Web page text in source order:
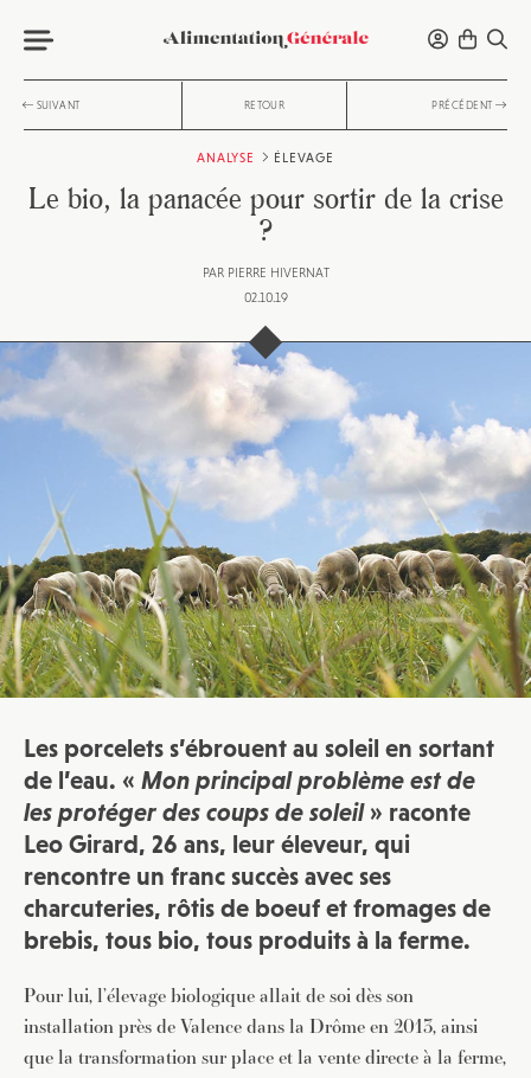
SUIVANT RETOUR PRÉCÉDENT
ANALYSE ÉLEVAGE
Le bio, la panacée pour sortir de la crise
?
PAR PIERRE HIVERNAT
02.10.19
Les porcelets s’ébrouent au soleil en sortant
de l’eau. « Mon principal problème est de
les protéger des coups de soleil» raconte
Leo Girard, 26 ans, leur éleveur, qui
rencontre un franc succès avec ses
charcuteries, rôtis de boeuf et fromages de
brebis, tous bio, tous produits à la ferme.
Pour lui, l’élevage biologique allait de soi dès son
installation près de Valence dans la Drôme en 2013, ainsi
que la transformation sur place et la vente directe à la ferme,